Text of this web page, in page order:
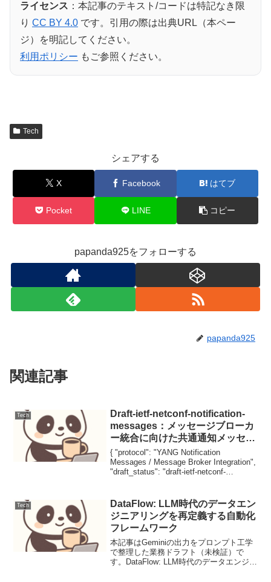
ライセンス ：本記事のテキスト/コードは特記なき限
り CC BY 4.0 です。引用の際は出典URL（本ペー
ジ）を明記してください。
利用ポリシー もご参照ください。
Tech
シェアする
X Facebook はてブ
Pocket LINE コピー
papanda925をフォローする
papanda925
関連記事
Tech
Draft-ietf-netconf-notification-
messages：メッセージブローカ
ー統合に向けた共通通知メッセー
ジフォーマット
{ "protocol": "YANG Notification
Messages / Message Broker Integration",
"draft_status": "draft-ietf-netconf-
Tech
DataFlow: LLM時代のデータエン
ジニアリングを再定義する自動化
フレームワーク
本記事はGeminiの出力をプロンプト工学
で整理した業務ドラフト（未検証）で
す。DataFlow: LLM時代のデータエンジニ